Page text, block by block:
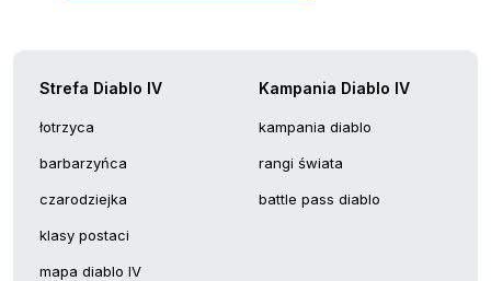
Strefa Diablo IV
łotrzyca
barbarzyńca
czarodziejka
klasy postaci
mapa diablo IV
Kampania Diablo IV
kampania diablo
rangi świata
battle pass diablo